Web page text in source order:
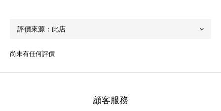
尚未有任何評價
顧客服務